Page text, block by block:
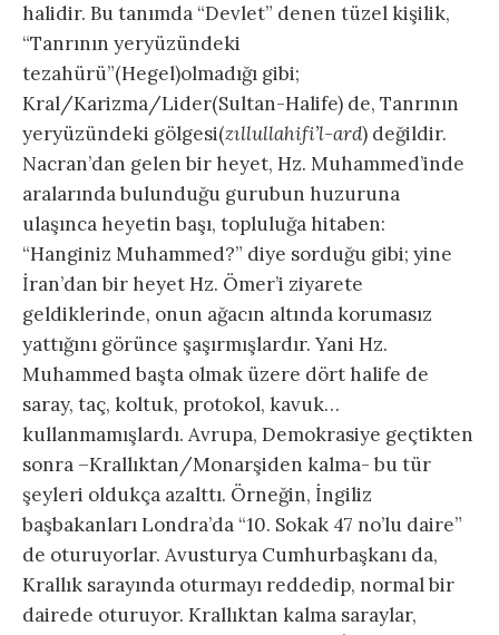
halidir. Bu tanımda “Devlet” denen tüzel kişilik,
“Tanrının yeryüzündeki
tezahürü”(Hegel)olmadığı gibi;
Kral/Karizma/Lider(Sultan-Halife) de, Tanrının
yeryüzündeki gölgesi(zıllullahifi’l-ard) değildir.
Nacran’dan gelen bir heyet, Hz. Muhammed’inde
aralarında bulunduğu gurubun huzuruna
ulaşınca heyetin başı, topluluğa hitaben:
“Hanginiz Muhammed?” diye sorduğu gibi; yine
İran’dan bir heyet Hz. Ömer’i ziyarete
geldiklerinde, onun ağacın altında korumasız
yattığını görünce şaşırmışlardır. Yani Hz.
Muhammed başta olmak üzere dört halife de
saray, taç, koltuk, protokol, kavuk…
kullanmamışlardı. Avrupa, Demokrasiye geçtikten
sonra –Krallıktan/Monarşiden kalma- bu tür
şeyleri oldukça azalttı. Örneğin, İngiliz
başbakanları Londra’da “10. Sokak 47 no’lu daire”
de oturuyorlar. Avusturya Cumhurbaşkanı da,
Krallık sarayında oturmayı reddedip, normal bir
dairede oturuyor. Krallıktan kalma saraylar,